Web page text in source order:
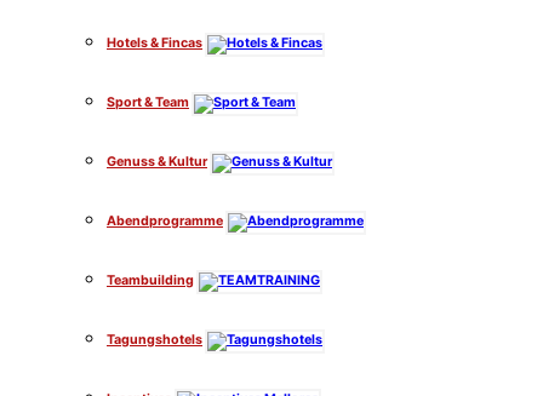
Hotels & Fincas
Sport & Team
Genuss & Kultur
Abendprogramme
Teambuilding
Tagungshotels